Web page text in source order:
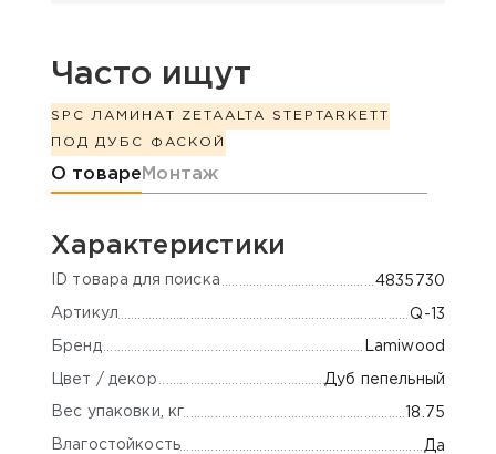
Часто ищут
SPC ЛАМИНАТ ZETAALTA STEP TARKETT
ПОД ДУБ С ФАСКОЙ
Информация о товаре
О товаре Монтаж
Характеристики
ID товара для поиска 4835730
Артикул Q-13
Бренд Lamiwood
Цвет / декор Дуб пепельный
Вес упаковки, кг 18.75
Влагостойкость Да